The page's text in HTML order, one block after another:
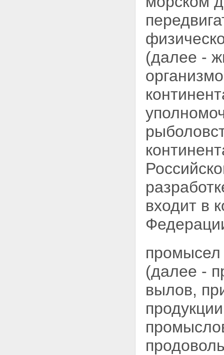
(далее -
входит в
промысел
(далее -
вылов,